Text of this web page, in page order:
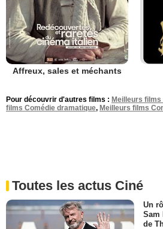
Affreux, sales et méchants
Pour découvrir d'autres films : Meilleurs films
films Comédie dramatique, Meilleurs films
Toutes les actus Ciné
Un
Sam
de